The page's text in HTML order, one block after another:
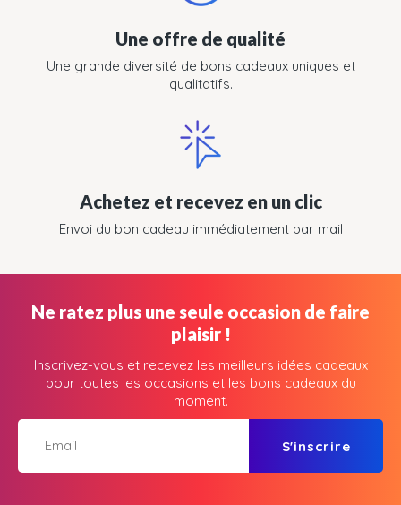
Une offre de qualité
Une grande diversité de bons cadeaux uniques et
qualitatifs.
Achetez et recevez en un clic
Envoi du bon cadeau immédiatement par mail
Ne ratez plus une seule occasion de faire
plaisir !
Inscrivez-vous et recevez les meilleurs idées cadeaux
pour toutes les occasions et les bons cadeaux du
moment.
S'inscrire